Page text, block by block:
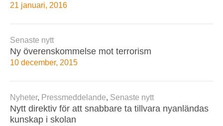
21 januari, 2016
Senaste nytt
Ny överenskommelse mot terrorism
10 december, 2015
Nyheter, Pressmeddelande, Senaste nytt
Nytt direktiv för att snabbare ta tillvara nyanländas
kunskap i skolan